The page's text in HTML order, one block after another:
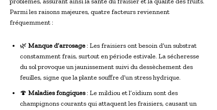
Parmi les raisons majeures, quatre facteurs reviennent
fréquemment :
🌿 Manque d’arrosage: Les fraisiers ont besoin d’un substrat
constamment frais, surtout en période estivale. La sécheresse
du sol provoque un jaunissement suivi du dessèchement des
feuilles, signe que la plante souffre d’un stress hydrique.
🍄 Maladies fongiques: Le mildiou et l’oïdium sont des
champignons courants qui attaquent les fraisiers, causant un